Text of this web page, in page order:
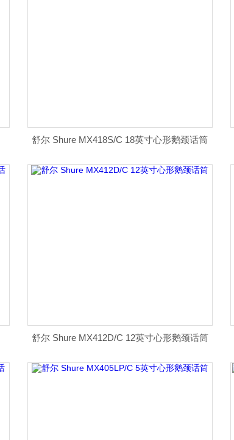
舒尔 Shure MX418S/C 18英寸心形鹅颈话筒
舒尔 Shure MX412D/C 12英寸心形鹅颈话筒